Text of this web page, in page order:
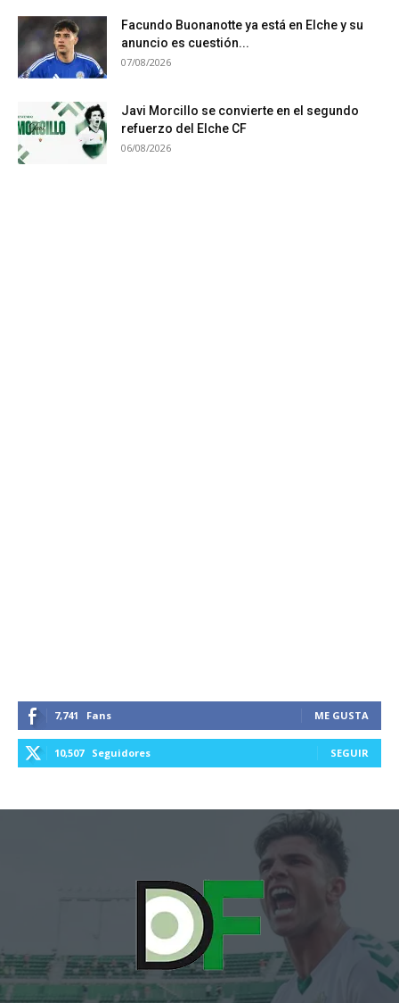
Facundo Buonanotte ya está en Elche y su
anuncio es cuestión...
07/08/2026
Javi Morcillo se convierte en el segundo
refuerzo del Elche CF
06/08/2026
7,741 Fans ME GUSTA
10,507 Seguidores SEGUIR